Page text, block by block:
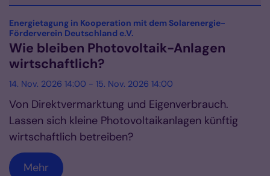
Datum: 14. November 2026
Energietagung in Kooperation mit dem Solarenergie-
Förderverein Deutschland e.V.
Wie bleiben Photovoltaik-Anlagen
wirtschaftlich?
14. Nov. 2026 14:00 - 15. Nov. 2026 14:00
Von Direktvermarktung und Eigenverbrauch.
Lassen sich kleine Photovoltaikanlagen künftig
wirtschaftlich betreiben?
Mehr